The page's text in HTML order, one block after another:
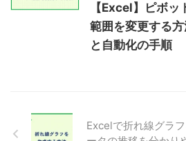
【Excel】ピボッ
範囲を変更する
と自動化の手順
Excelで折れ線グラ